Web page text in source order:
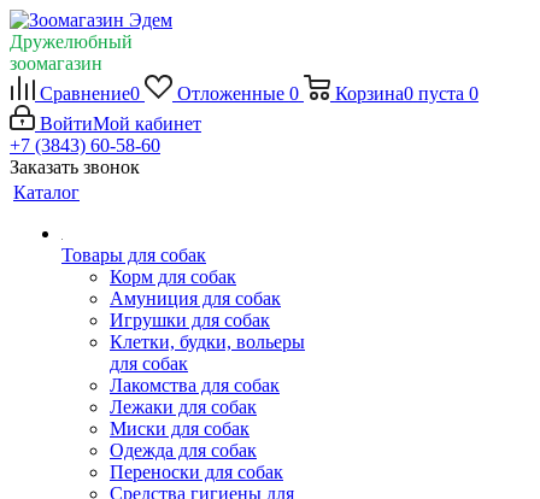
Дружелюбный
зоомагазин
Сравнение0 Отложенные 0 Корзина0 пуста 0
ВойтиМой кабинет
+7 (3843) 60-58-60
Заказать звонок
Каталог
Товары для собак
Корм для собак
Амуниция для собак
Игрушки для собак
Клетки, будки, вольеры
для собак
Лакомства для собак
Лежаки для собак
Миски для собак
Одежда для собак
Переноски для собак
Средства гигиены для